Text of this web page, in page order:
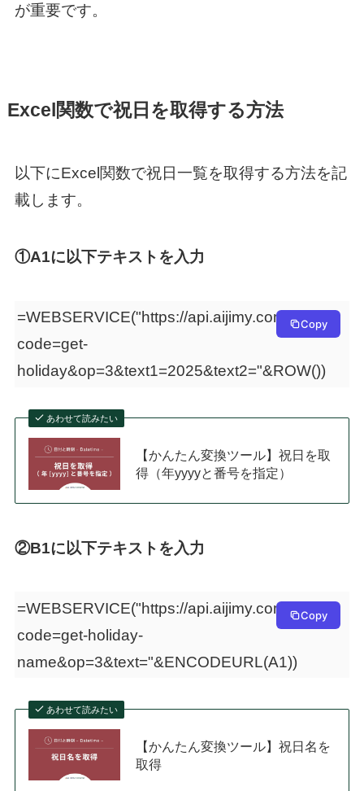
が重要です。
Excel関数で祝日を取得する方法
以下にExcel関数で祝日一覧を取得する方法を記
載します。
①A1に以下テキストを入力
=WEBSERVICE("https://api.aijimy.com/get?
code=get-
holiday&op=3&text1=2025&text2="&ROW())
Copy
あわせて読みたい
【かんたん変換ツール】祝日を取
得（年yyyyと番号を指定）
②B1に以下テキストを入力
=WEBSERVICE("https://api.aijimy.com/get?
code=get-holiday-
name&op=3&text="&ENCODEURL(A1))
Copy
あわせて読みたい
【かんたん変換ツール】祝日名を
取得